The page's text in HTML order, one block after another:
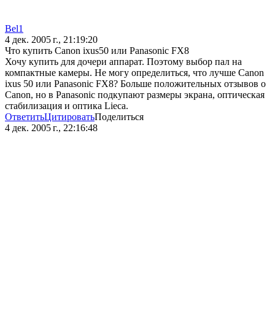
Bel1
4 дек. 2005 г., 21:19:20
Что купить Canon ixus50 или Panasonic FX8
Хочу купить для дочери аппарат. Поэтому выбор пал на
компактные камеры. Не могу определиться, что лучше Canon
ixus 50 или Panasonic FX8? Больше положительных отзывов о
Canon, но в Panasonic подкупают размеры экрана, оптическая
стабилизация и оптика Lieca.
ОтветитьЦитироватьПоделиться
4 дек. 2005 г., 22:16:48